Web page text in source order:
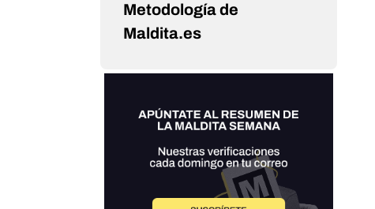
Metodología de
Maldita.es